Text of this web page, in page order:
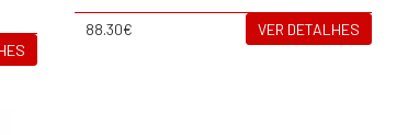
88.30€ VER DETALHES